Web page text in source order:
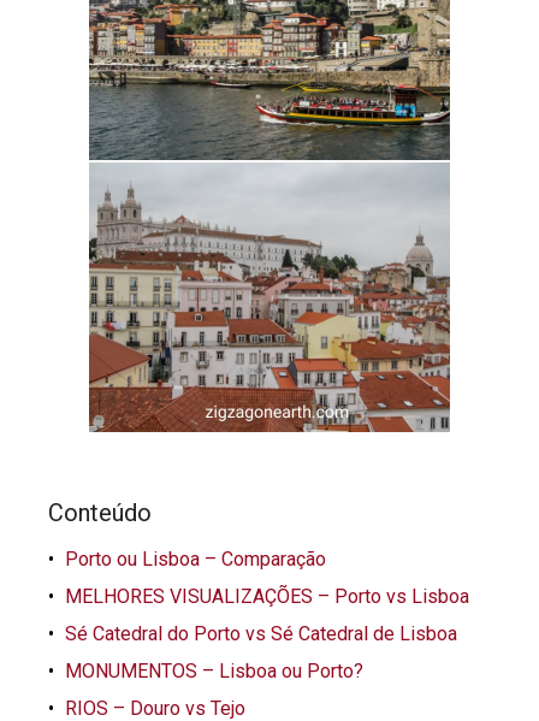
Conteúdo
Porto ou Lisboa – Comparação
MELHORES VISUALIZAÇÕES – Porto vs Lisboa
Sé Catedral do Porto vs Sé Catedral de Lisboa
MONUMENTOS – Lisboa ou Porto?
RIOS – Douro vs Tejo